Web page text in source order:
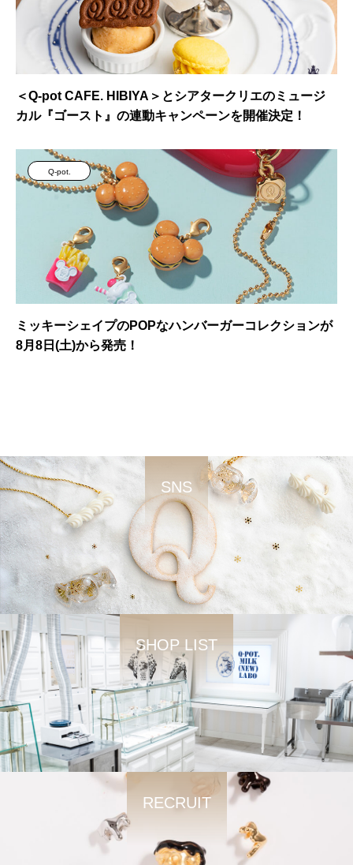
＜Q-pot CAFE. HIBIYA＞とシアタークリエのミュージ
カル『ゴースト』の連動キャンペーンを開催決定！
Q-pot.
ミッキーシェイプのPOPなハンバーガーコレクションが
8月8日(土)から発売！
SNS
SHOP LIST
RECRUIT